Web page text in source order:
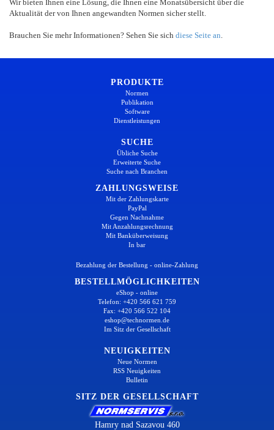
Wir bieten Ihnen eine Lösung, die Ihnen eine Monatsübersicht über die
Aktualität der von Ihnen angewandten Normen sicher stellt.
Brauchen Sie mehr Informationen? Sehen Sie sich diese Seite an
PRODUKTE
Normen
Publikation
Software
Dienstleistungen
SUCHE
Übliche Suche
Erweiterte Suche
Suche nach Branchen
ZAHLUNGSWEISE
Mit der Zahlungskarte
PayPal
Gegen Nachnahme
Mit Anzahlungsrechnung
Mit Banküberweisung
In bar
Bezahlung der Bestellung - online-Zahlung
BESTELLMÖGLICHKEITEN
eShop - online
Telefon: +420 566 621 759
Fax: +420 566 522 104
eshop@technormen.de
Im Sitz der Gesellschaft
NEUIGKEITEN
Neue Normen
RSS Neuigkeiten
Bulletin
SITZ DER GESELLSCHAFT
Hamry nad Sazavou 460